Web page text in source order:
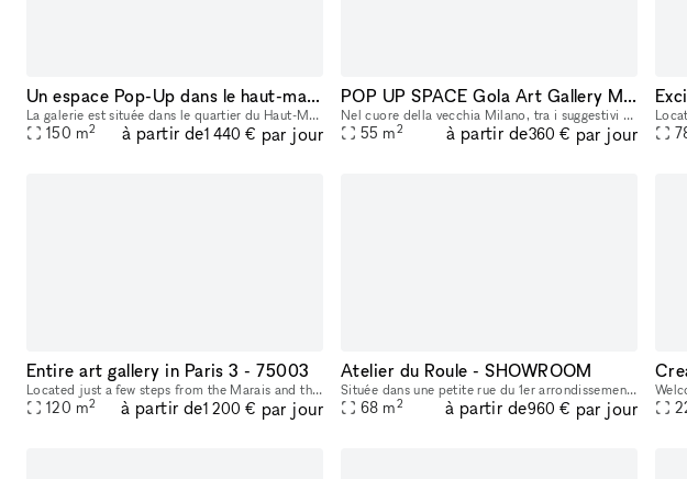
Un espace Pop-Up dans le haut-marais
La galerie est située dans le quartier du Haut-Marais, en plein cœur de Paris, à deux pas de la place de la République et non loin du centre Pompidou et de l'hôtel de Ville. Elle se trouve au cœur d'
150 m2 à partir de1 440 € par jour
POP UP SPACE Gola Art Gallery Milano Navigli
Nel cuore della vecchia Milano, tra i suggestivi scorci dei Navigli, Gola Gallery é uno spazio di 55 mq che si presta come location ideale per esposizioni d'arte, eventi esclusivi e temporary shop. L
55 m2 à partir de360 € par jour
Entire art gallery in Paris 3 - 75003
Located just a few steps from the Marais and the Centre Georges Pompidou, on a lively street, this 120m2 gallery spanning two levels features a spacious showroom with a large window display, perfect
120 m2 à partir de1 200 € par jour
Atelier du Roule - SHOWROOM
Située dans une petite rue du 1er arrondissement de Paris, à quelques pas de la Samaritaine, cette ancienne boutique aménagée en atelier-boudoir est un espace atypique et unique.
68 m2 à partir de960 € par jour